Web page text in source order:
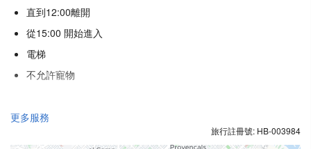
直到12:00離開
從15:00 開始進入
電梯
不允許寵物
健康
更多服務
旅行註冊號: HB-003984